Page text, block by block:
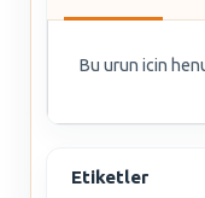
Bu urun icin
Etiketler